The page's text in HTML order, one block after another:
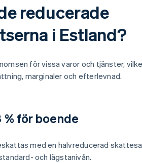
reducerade
i Estland?
för vissa varor och tjänster,
marginaler och efterlevnad.
% för boende
med en halvreducerad
och lägstanivån.